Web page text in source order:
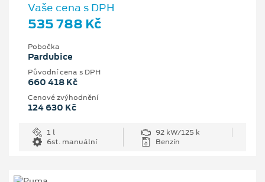
Vaše cena s DPH
535 788 Kč
Pobočka
Pardubice
Původní cena s DPH
660 418 Kč
Cenové zvýhodnění
124 630 Kč
1 l
92 kW/125 k
6st. manuální
Benzín